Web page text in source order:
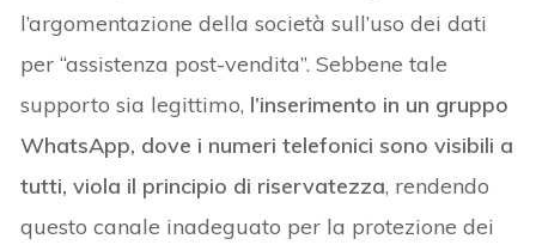
l’argomentazione della società sull’uso dei dati
per “assistenza post-vendita”. Sebbene tale
supporto sia legittimo, l’inserimento in un gruppo
WhatsApp, dove i numeri telefonici sono visibili a
tutti, viola il principio di riservatezza, rendendo
questo canale inadeguato per la protezione dei